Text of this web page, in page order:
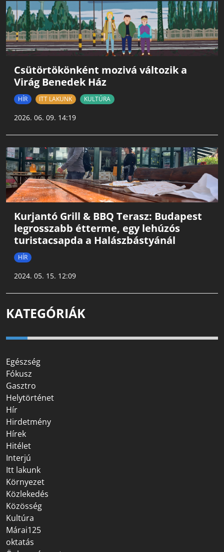
Csütörtökönként mozivá változik a
Virág Benedek Ház
HÍR ITT LAKUNK KULTÚRA
2026. 06. 09. 14:19
Kurjantó Grill & BBQ Terasz: Budapest
legrosszabb étterme, egy lehúzós
turistacsapda a Halászbástyánál
HÍR
2024. 05. 15. 12:09
KATEGÓRIÁK
Egészség
Fókusz
Gasztro
Helytörténet
Hír
Hirdetmény
Hírek
Hitélet
Interjú
Itt lakunk
Környezet
Közlekedés
Közösség
Kultúra
Márai125
oktatás